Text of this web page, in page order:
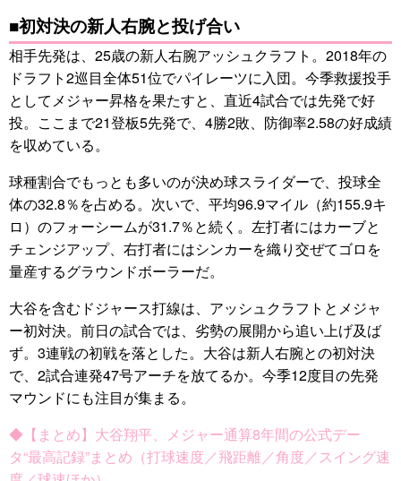
■初対決の新人右腕と投げ合い
相手先発は、25歳の新人右腕アッシュクラフト。2018年の
ドラフト2巡目全体51位でパイレーツに入団。今季救援投手
としてメジャー昇格を果たすと、直近4試合では先発で好
投。ここまで21登板5先発で、4勝2敗、防御率2.58の好成績
を収めている。
球種割合でもっとも多いのが決め球スライダーで、投球全
体の32.8％を占める。次いで、平均96.9マイル（約155.9キ
ロ）のフォーシームが31.7％と続く。左打者にはカーブと
チェンジアップ、右打者にはシンカーを織り交ぜてゴロを
量産するグラウンドボーラーだ。
大谷を含むドジャース打線は、アッシュクラフトとメジャ
ー初対決。前日の試合では、劣勢の展開から追い上げ及ば
ず。3連戦の初戦を落とした。大谷は新人右腕との初対決
で、2試合連発47号アーチを放てるか。今季12度目の先発
マウンドにも注目が集まる。
◆【まとめ】大谷翔平、メジャー通算8年間の公式デー
タ“最高記録”まとめ（打球速度／飛距離／角度／スイング速